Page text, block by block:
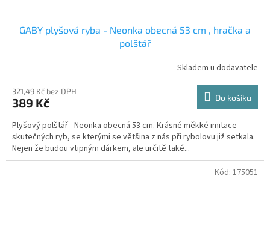
GABY plyšová ryba - Neonka obecná 53 cm , hračka a
polštář
produktu
je
z
5
hvězdiček.
Skladem u dodavatele
321,49 Kč bez DPH
389 Kč Do košíku
Plyšový polštář - Neonka obecná 53 cm. Krásné měkké imitace
skutečných ryb, se kterými se většina z nás při rybolovu již setkala.
Nejen že budou vtipným dárkem, ale určitě také...
Kód: 175051